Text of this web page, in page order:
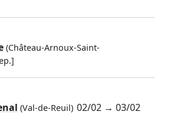
(Château-Arnoux-Saint-
(Val-de-Reuil) 02/02 →03/02